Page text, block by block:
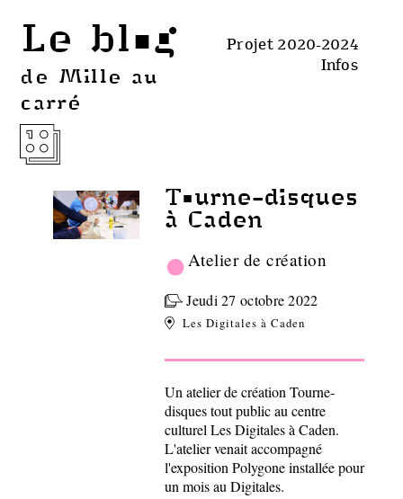
Le blog
de Mille au
carré
Projet 2020-2024
Infos
Tourne-disques
à Caden
• Atelier de création
Jeudi 27 octobre 2022
Les Digitales à Caden
Un atelier de création Tourne-
disques tout public au centre
culturel Les Digitales à Caden.
L'atelier venait accompagné
l'exposition Polygone installée pour
un mois au Digitales.